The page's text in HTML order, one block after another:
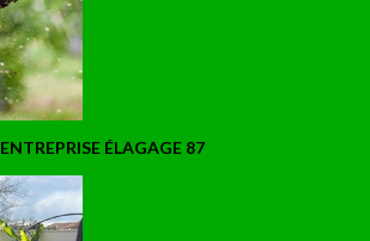
ENTREPRISE ÉLAGAGE 87